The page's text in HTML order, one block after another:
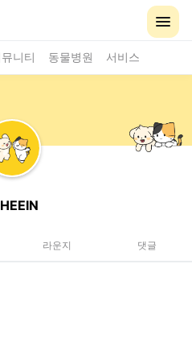
니티 동물병원 서비스
라운지 댓글